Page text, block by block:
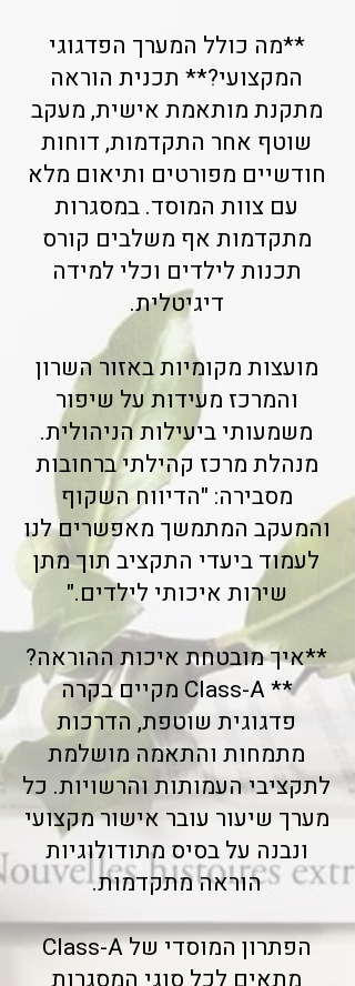
**מה כולל המערך הפדגוגי
המקצועי?** תכנית הוראה
מתקנת מותאמת אישית, מעקב
שוטף אחר התקדמות, דוחות
חודשיים מפורטים ותיאום מלא
עם צוות המוסד. במסגרות
מתקדמות אף משלבים קורס
תכנות לילדים וכלי למידה
דיגיטלית.
מועצות מקומיות באזור השרון
והמרכז מעידות על שיפור
משמעותי ביעילות הניהולית.
מנהלת מרכז קהילתי ברחובות
מסבירה: "הדיווח השקוף
והמעקב המתמשך מאפשרים לנו
לעמוד ביעדי התקציב תוך מתן
שירות איכותי לילדים."
**איך מובטחת איכות ההוראה?
** Class-A מקיים בקרה
פדגוגית שוטפת, הדרכות
מתמחות והתאמה מושלמת
לתקציבי העמותות והרשויות. כל
מערך שיעור עובר אישור מקצועי
ונבנה על בסיס מתודולוגיות
הוראה מתקדמות.
הפתרון המוסדי של Class-A